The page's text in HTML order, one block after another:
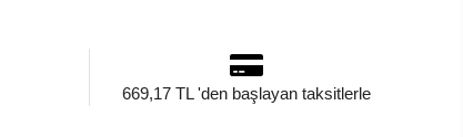
669,17 TL 'den başlayan taksitlerle